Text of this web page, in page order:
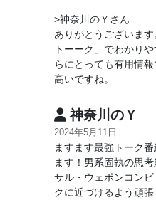
>神奈川のＹさん
ありがとうございま
トーーク」でわかり
らにとっても有用情
高いですね。
神奈川のＹ
2024年5月11日
ますます最強トーク
ます！男系固執の思
サル・ウェポンコン
クに近づけるよう頑張